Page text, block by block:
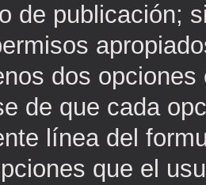
de publicación;
dos opciones
de que cada
línea del
que el